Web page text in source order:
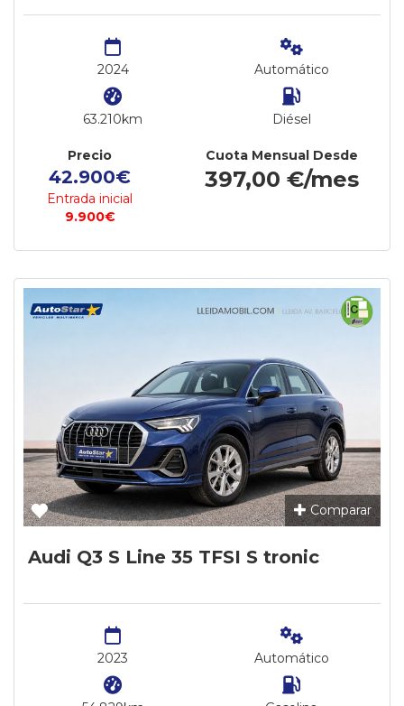
2024
63.210km
Automático
Diésel
Precio
42.900€
Entrada inicial
9.900€
Cuota Mensual Desde
397,00 €/mes
Comparar
Audi Q3 S Line 35 TFSI S tronic
2023 Automático